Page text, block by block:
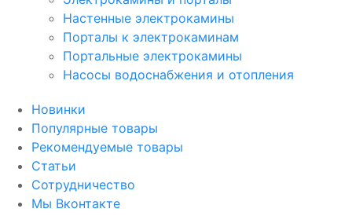
Настенные электрокамины
Порталы к электрокаминам
Портальные электрокамины
Насосы водоснабжения и отопления
Новинки
Популярные товары
Рекомендуемые товары
Статьи
Сотрудничество
Мы Вконтакте